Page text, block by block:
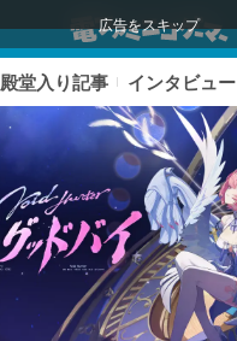
広告をスキップ
殿堂入り記事 インタビュー